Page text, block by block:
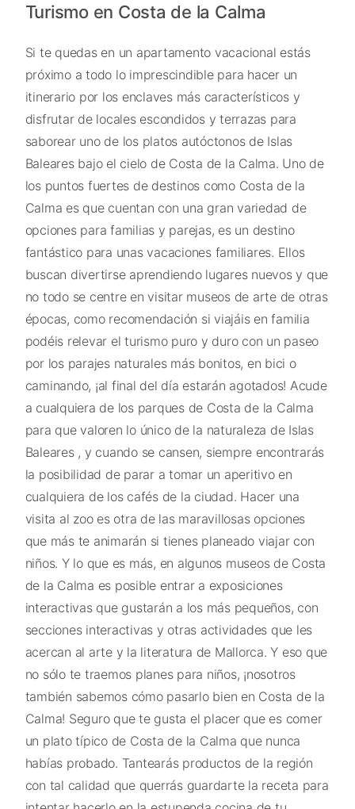
Turismo en Costa de la Calma
Si te quedas en un apartamento vacacional estás
próximo a todo lo imprescindible para hacer un
itinerario por los enclaves más característicos y
disfrutar de locales escondidos y terrazas para
saborear uno de los platos autóctonos de Islas
Baleares bajo el cielo de Costa de la Calma. Uno de
los puntos fuertes de destinos como Costa de la
Calma es que cuentan con una gran variedad de
opciones para familias y parejas, es un destino
fantástico para unas vacaciones familiares. Ellos
buscan divertirse aprendiendo lugares nuevos y que
no todo se centre en visitar museos de arte de otras
épocas, como recomendación si viajáis en familia
podéis relevar el turismo puro y duro con un paseo
por los parajes naturales más bonitos, en bici o
caminando, ¡al final del día estarán agotados! Acude
a cualquiera de los parques de Costa de la Calma
para que valoren lo único de la naturaleza de Islas
Baleares , y cuando se cansen, siempre encontrarás
la posibilidad de parar a tomar un aperitivo en
cualquiera de los cafés de la ciudad. Hacer una
visita al zoo es otra de las maravillosas opciones
que más te animarán si tienes planeado viajar con
niños. Y lo que es más, en algunos museos de Costa
de la Calma es posible entrar a exposiciones
interactivas que gustarán a los más pequeños, con
secciones interactivas y otras actividades que les
acercan al arte y la literatura de Mallorca. Y eso que
no sólo te traemos planes para niños, ¡nosotros
también sabemos cómo pasarlo bien en Costa de la
Calma! Seguro que te gusta el placer que es comer
un plato típico de Costa de la Calma que nunca
habías probado. Tantearás productos de la región
con tal calidad que querrás guardarte la receta para